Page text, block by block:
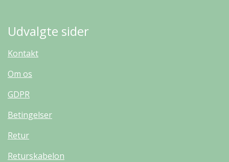
Udvalgte sider
Kontakt
Om os
GDPR
Betingelser
Retur
Returskabelon